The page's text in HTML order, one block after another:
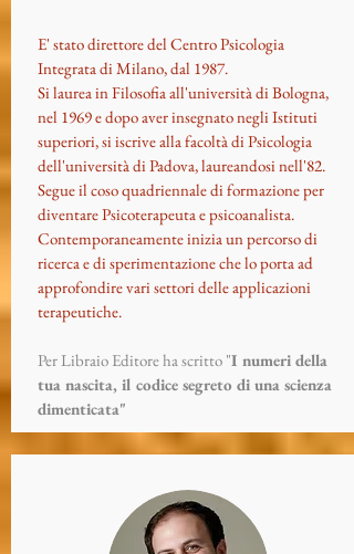
E' stato direttore del Centro Psicologia
Integrata di Milano, dal 1987.
Si laurea in Filosofia all'università di Bologna,
nel 1969 e dopo aver insegnato negli Istituti
superiori, si iscrive alla facoltà di Psicologia
dell'università di Padova, laureandosi nell'82.
Segue il coso quadriennale di formazione per
diventare Psicoterapeuta e psicoanalista.
Contemporaneamente inizia un percorso di
ricerca e di sperimentazione che lo porta ad
approfondire vari settori delle applicazioni
terapeutiche.
Per Libraio Editore ha scritto "I numeri della
tua nascita, il codice segreto di una scienza
dimenticata"